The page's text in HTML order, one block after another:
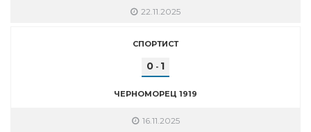
22.11.2025
СПОРТИСТ
0 - 1
ЧЕРНОМОРЕЦ 1919
16.11.2025